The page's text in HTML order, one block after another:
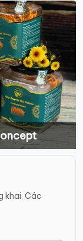
khai. Các